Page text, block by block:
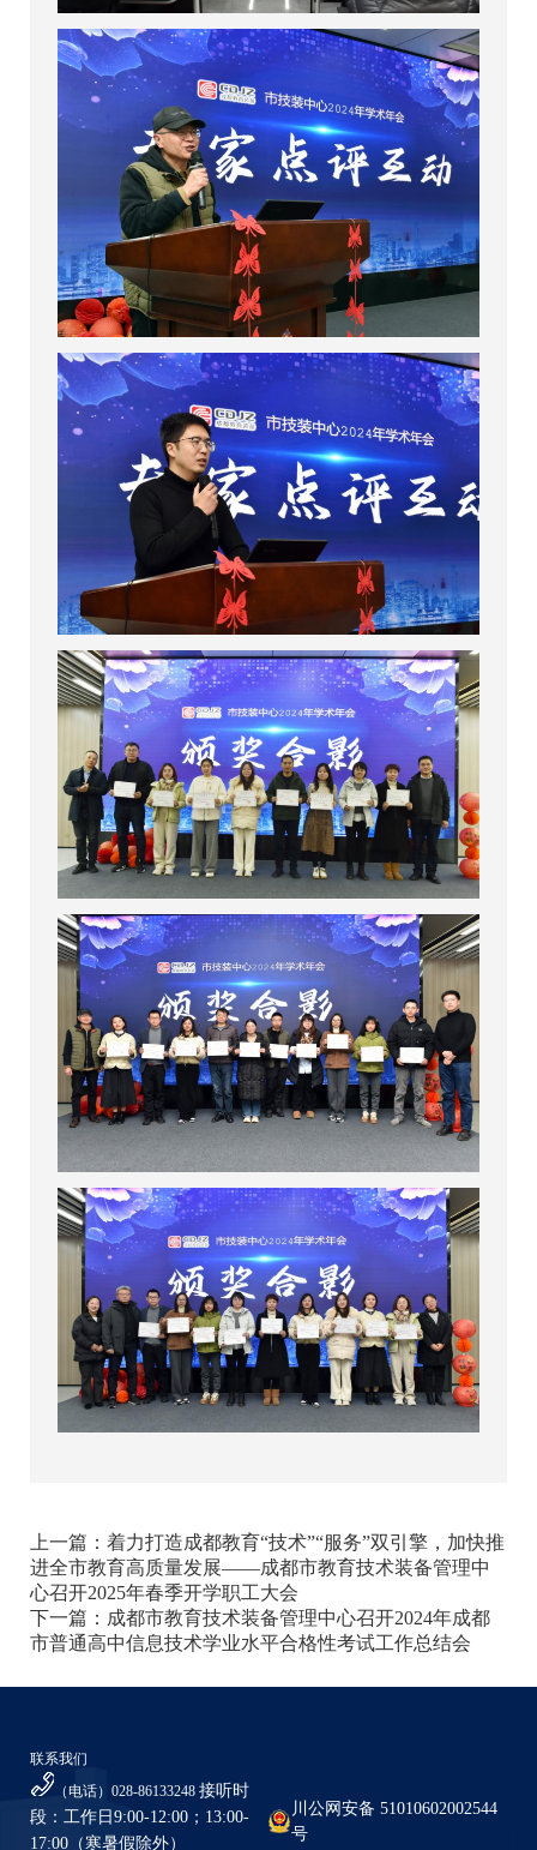
上一篇： 着力打造成都教育“技术”“服务”双引擎，加快推
进全市教育高质量发展——成都市教育技术装备管理中
心召开2025年春季开学职工大会
下一篇： 成都市教育技术装备管理中心召开2024年成都
市普通高中信息技术学业水平合格性考试工作总结会
联系我们
（电话）028-86133248 接听时
段：工作日9:00-12:00；13:00-
17:00（寒暑假除外）
川公网安备 51010602002544
号